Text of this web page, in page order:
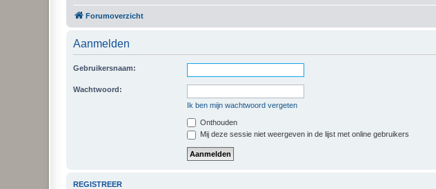
Forumoverzicht
Aanmelden
Gebruikersnaam:
Wachtwoord:
Ik ben mijn wachtwoord vergeten
Onthouden
Mij deze sessie niet weergeven in de lijst met online gebruikers
REGISTREER